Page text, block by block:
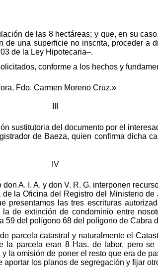
de las 8 hectáreas; y que, en su
de una superficie no inscrita, proceder a
de la Ley Hipotecaria–.
conforme a los hechos y
Fdo. Carmen Moreno Cruz.»
sustitutoria del documento por el
de Baeza, quien confirma dicha
IV
A. I. A. y don V. R. G. interponen
la Oficina del Registro del Ministerio
presentamos las tres escrituras
de extinción de condominio entre
59 del polígono 68 del polígono de Cabra
parcela catastral y naturalmente el
la parcela eran 8 Has. de labor, pero
la omisión de poner el resto que era de
los planos de segregación y fijar